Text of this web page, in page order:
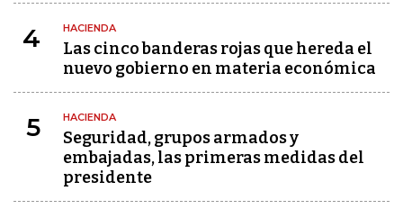
4 HACIENDA
Las cinco banderas rojas que hereda el
nuevo gobierno en materia económica
5 HACIENDA
Seguridad, grupos armados y
embajadas, las primeras medidas del
presidente